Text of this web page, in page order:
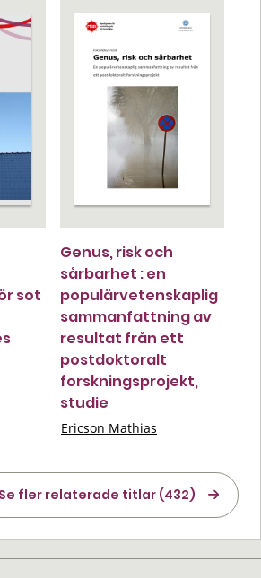
sot
Genus, risk och
sårbarhet : en
populärvetenskaplig
sammanfattning av
resultat från ett
postdoktoralt
forskningsprojekt,
studie
Ericson Mathias
Se fler relaterade titlar (432)